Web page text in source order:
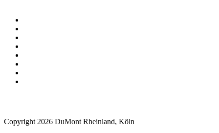
Copyright 2026 DuMont Rheinland, Köln